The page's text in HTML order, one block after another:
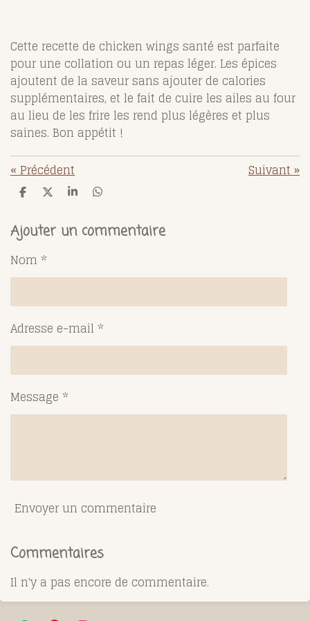
Cette recette de chicken wings santé est parfaite
pour une collation ou un repas léger. Les épices
ajoutent de la saveur sans ajouter de calories
supplémentaires, et le fait de cuire les ailes au four
au lieu de les frire les rend plus légères et plus
saines. Bon appétit !
«Précédent Suivant»
P
t
a
e
r
P
t
a
r
P
t
a
r
P
t
a
r
Ajouter un commentaire
Nom *
Adresse e-mail *
Message *
Envoyer un commentaire
Commentaires
Il n'y a pas encore de commentaire.